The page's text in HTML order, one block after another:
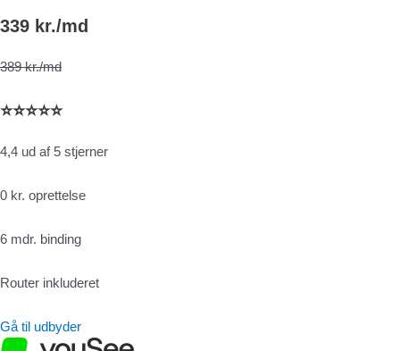
339 kr./md
389 kr./md
⭐⭐⭐⭐⭐
4,4 ud af 5 stjerner
0 kr. oprettelse
6 mdr. binding
Router inkluderet
Gå til udbyder